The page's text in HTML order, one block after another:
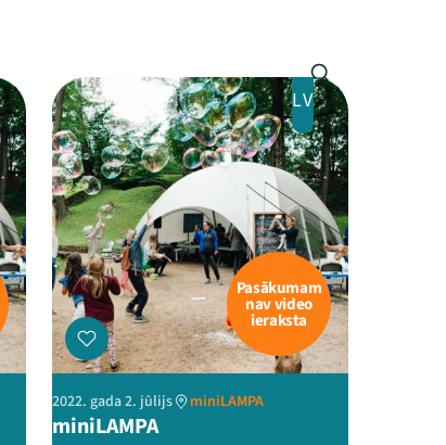
LV
Pasākumam
nav video
ieraksta
2022. gada 2. jūlijs miniLAMPA
miniLAMPA